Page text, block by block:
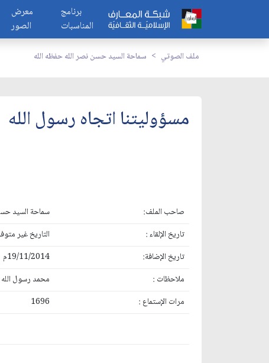
معرض
الصور
برنامج
المناسبات
ملف الصوتي سماحة السيد حسن نصر الله حفظه الله
مسؤوليتنا اتجاه رسول الله
صاحب الملف:
سماحة السيد
تاريخ الإلقاء :
التاريخ غير متوفر23/10/
تاريخ الإضافة:
19/11/2014م
ملاحظات :
محمد رسول
مرات الإستماع :
1696